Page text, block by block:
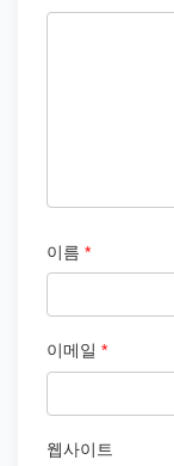
이름 *
이메일 *
웹사이트